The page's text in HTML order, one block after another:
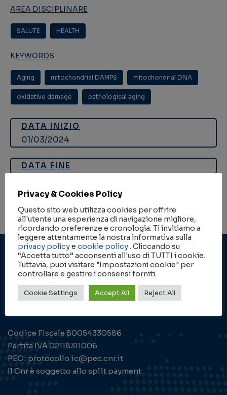
AREA DISCIPLINARE
SALUTE HEALTH
KEYWORDS
Aging mitochondrial DAMPS mitochondrial DNA
oxidative damage pathological aging
DATA INIZIO
01/03/2024
DATA FINE
PERSONALE CNR
Pascucci Barbara
Istituto di Cristallografia
Codice Fiscale 80054330586
Partita IVA 02118311006
PEC : protocollo.ic@pec.cnr.it
Il Cnr è soggetto allo split payment
Privacy & Cookies Policy
Questo sito web utilizza cookies per offrire
all'utente una esperienza di navigazione migliore,
ricordando preferenze e cronologia. Ti invitiamo a
leggere attentamente la nostra informativa sulla
privacy policye cookie policy. Cliccando su
“Accetta tutto” acconsenti all'uso di TUTTI i cookie.
Tuttavia, puoi visitare "Impostazioni cookie" per
controllare e gestire i consensi forniti.
Cookie Settings Accept All Reject All